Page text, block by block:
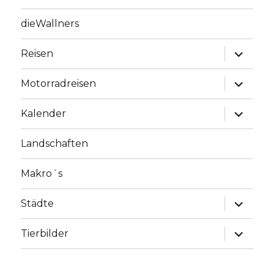
dieWallners
Reisen
Motorradreisen
Kalender
Landschaften
Makro´s
Städte
Tierbilder